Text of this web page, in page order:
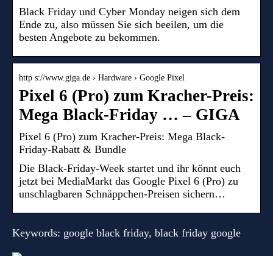
Black Friday und Cyber Monday neigen sich dem
Ende zu, also müssen Sie sich beeilen, um die
besten Angebote zu bekommen.
http s://www.giga.de › Hardware › Google Pixel
Pixel 6 (Pro) zum Kracher-Preis:
Mega Black-Friday … – GIGA
Pixel 6 (Pro) zum Kracher-Preis: Mega Black-
Friday-Rabatt & Bundle
Die Black-Friday-Week startet und ihr könnt euch
jetzt bei MediaMarkt das Google Pixel 6 (Pro) zu
unschlagbaren Schnäppchen-Preisen sichern…
Keywords: google black friday, black friday google